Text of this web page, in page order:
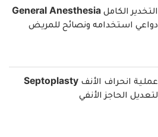
التخدير الكامل General Anesthesia
دواعي استخدامه ونصائح للمريض
عملية انحراف الأنف Septoplasty
لتعديل الحاجز الأنفي